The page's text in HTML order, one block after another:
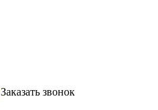
Заказать звонок